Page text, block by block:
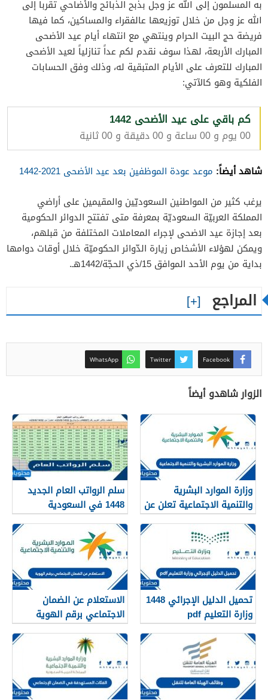
به المسلمون إلى الله عز وجل بذبح الذبائح والأضاحي تقرباً إلى
الله عز وجل من خلال توزيعها عالفقراء والمساكين، كما فيها
فريضة حج البيت الحرام وينتهي مع انتهاء أيام عيد الأضحى
المبارك الأربعة، لهذا سوف نقدم لكم عداً تنازلياً لعيد الأضحى
المبارك للتعرف على الأيام المتبقية له، وذلك وفق الحسابات
الفلكية وهو كالآتي:
كم باقي على عيد الأضحى 1442
00 يوم و 00 ساعة و 00 دقيقة و 00 ثانية
شاهد أيضاً: موعد عودة الموظفين بعد عيد الأضحى 2021-1442
يرغب كثير من المواطنين السعوديّين والمقيمين على أراضي
المملكة العربيّة السعوديّة بمعرفة متى تفتتح الدوائر الحكومية
بعد إجازة عيد الاضحى لإجراء المعاملات المختلفة من قبلهم،
ويمكن لهؤلاء الأشخاص زيارة الدّوائر الحكوميّة خلال أوقات دوامها
بداية من يوم الأحد الموافق 15/ذي الحجّة/1442هـ.
المراجع
Facebook
Twitter
WhatsApp
الزوار شاهدو أيضاً
وزارة الموارد البشرية
والتنمية الاجتماعية تعلن عن
تفعيل نظام الضمان
الاجتماعي المطور والجديد
1448
سلم الرواتب العام الجديد
1448 في السعودية
تحميل الدليل الإجرائي 1448
وزارة التعليم pdf
الاستعلام عن الضمان
الاجتماعي برقم الهوية
1448